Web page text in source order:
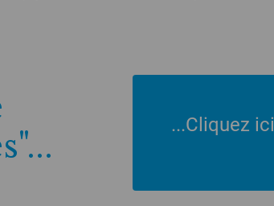
...Cliquez ici